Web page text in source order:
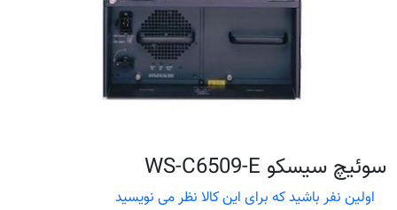
سوئیچ سیسکو WS-C6509-E
اولین نفر باشید که برای این کالا نظر می نویسید